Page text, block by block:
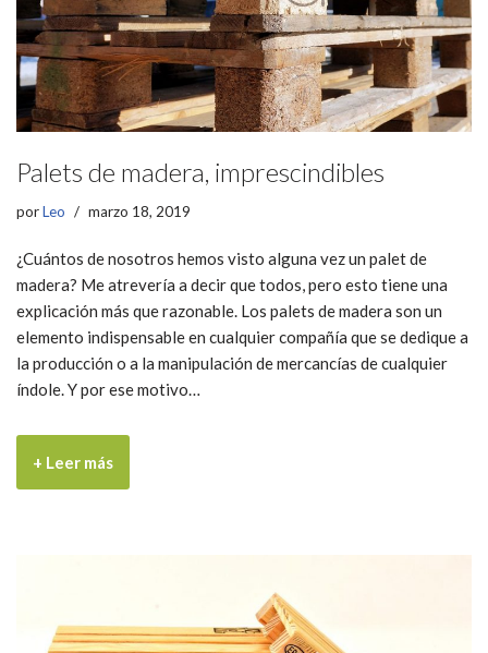
Palets de madera, imprescindibles
porLeo marzo 18, 2019
¿Cuántos de nosotros hemos visto alguna vez un palet de
madera? Me atrevería a decir que todos, pero esto tiene una
explicación más que razonable. Los palets de madera son un
elemento indispensable en cualquier compañía que se dedique a
la producción o a la manipulación de mercancías de cualquier
índole. Y por ese motivo…
+ Leer más